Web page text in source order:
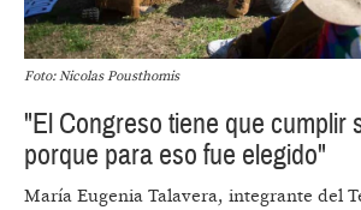
Foto: Nicolas Pousthomis
"El Congreso tiene que cumplir
porque para eso fue elegido"
María Eugenia Talavera, integrante del